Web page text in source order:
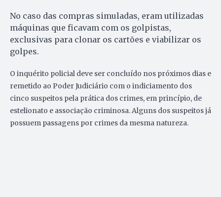
No caso das compras simuladas, eram utilizadas
máquinas que ficavam com os golpistas,
exclusivas para clonar os cartões e viabilizar os
golpes.
O inquérito policial deve ser concluído nos próximos dias e
remetido ao Poder Judiciário com o indiciamento dos
cinco suspeitos pela prática dos crimes, em princípio, de
estelionato e associação criminosa. Alguns dos suspeitos já
possuem passagens por crimes da mesma natureza.